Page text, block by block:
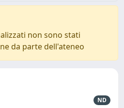
non sono stati
da parte dell'ateneo
ND